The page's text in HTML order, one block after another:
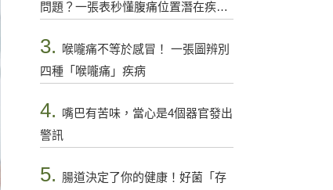
問題？一張表秒懂腹痛位置潛在疾病
3.
喉嚨痛不等於感冒！ 一張圖辨別
四種「喉嚨痛」疾病
4. 嘴巴有苦味，當心是4個器官發出
警訊
5. 腸道決定了你的健康！好菌「存